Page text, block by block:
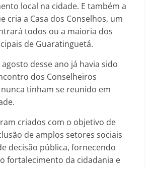
local na cidade. E também a
cria a Casa dos Conselhos, um
todos ou a maioria dos
de Guaratinguetá.
desse ano já havia sido
dos Conselheiros
tinham se reunido em
criados com o objetivo de
de amplos setores sociais
decisão pública, fornecendo
fortalecimento da cidadania e